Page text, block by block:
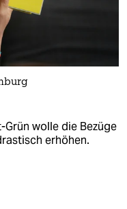
wolle die Bezüge
erhöhen.